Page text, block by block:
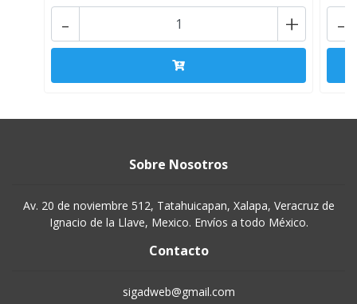
+
- -
Sobre Nosotros
Av. 20 de noviembre 512, Tatahuicapan, Xalapa, Veracruz de
Ignacio de la Llave, Mexico. Envíos a todo México.
Contacto
sigadweb@gmail.com